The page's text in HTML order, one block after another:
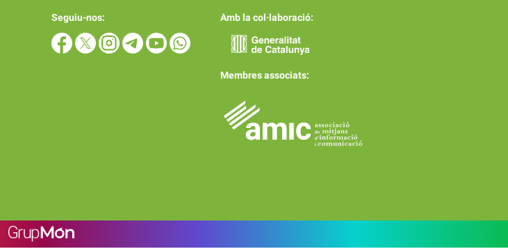
Seguiu-nos: Amb la col·laboració:
Membres associats: